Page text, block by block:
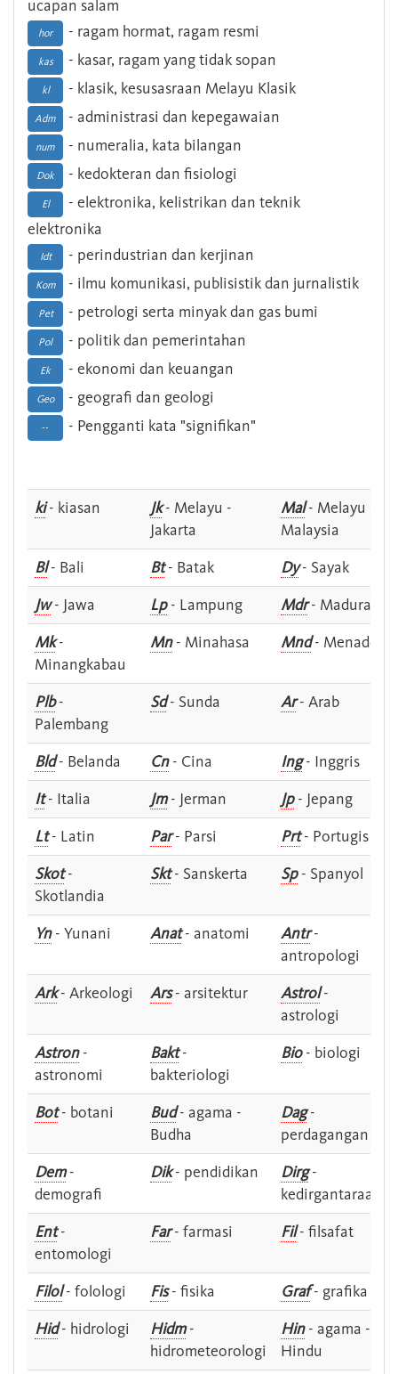
ucapan salam
hor - ragam hormat, ragam resmi
kas - kasar, ragam yang tidak sopan
kl - klasik, kesusasraan Melayu Klasik
Adm - administrasi dan kepegawaian
num - numeralia, kata bilangan
Dok - kedokteran dan fisiologi
El
- elektronika, kelistrikan dan teknik
elektronika
Idt - perindustrian dan kerjinan
Kom - ilmu komunikasi, publisistik dan jurnalistik
Pet - petrologi serta minyak dan gas bumi
Pol - politik dan pemerintahan
Ek - ekonomi dan keuangan
Geo - geografi dan geologi
-- - Pengganti kata "signifikan"
ki- kiasan Jk- Melayu -
Jakarta
Mal- Melayu -
Malaysia
Bl- Bali Bt- Batak Dy- Sayak
Jw- Jawa Lp- Lampung Mdr- Madura
Mk-
Minangkabau
Mn- Minahasa Mnd- Menado
Plb-
Palembang
Sd- Sunda Ar- Arab
Bld- Belanda Cn- Cina Ing- Inggris
It- Italia Jm- Jerman Jp- Jepang
Lt- Latin Par- Parsi Prt- Portugis
Skot-
Skotlandia
Skt- Sanskerta Sp- Spanyol
Yn- Yunani Anat- anatomi Antr-
antropologi
Ark- Arkeologi Ars- arsitektur Astrol-
astrologi
Astron-
astronomi
Bakt-
bakteriologi
Bio- biologi
Bot- botani Bud- agama -
Budha
Dag-
perdagangan
Dem-
demografi
Dik- pendidikan Dirg-
kedirgantaraan
Ent-
entomologi
Far- farmasi Fil- filsafat
Filol- folologi Fis- fisika Graf- grafika
Hid- hidrologi Hidm-
hidrometeorologi
Hin- agama -
Hindu